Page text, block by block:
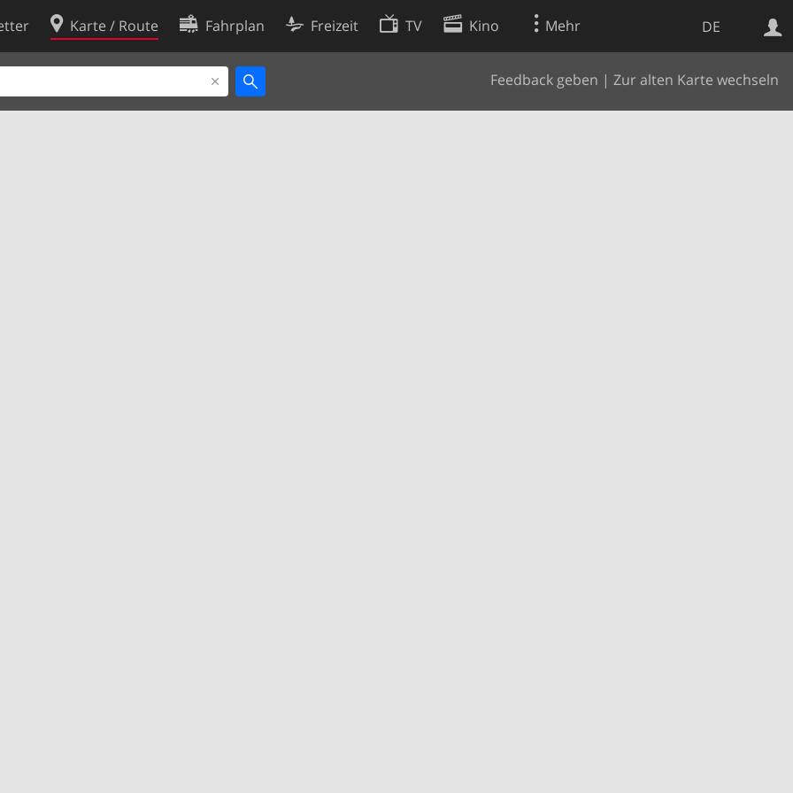
DE
Karte / Route Fahrplan Freizeit TV Kino Mehr
Feedback geben | Zur alten Karte wechseln
Websuche
Cookie-Richtlinie
Cookie-Einstellungen